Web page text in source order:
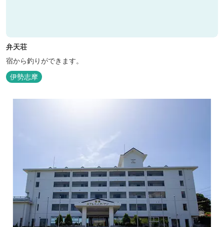
弁天荘
宿から釣りができます。
伊勢志摩